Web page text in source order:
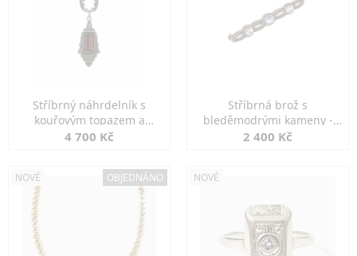
Stříbrný náhrdelník s
kouřovým topazem a
markazity
4 700 Kč
Stříbrná brož s
bleděmodrými kameny -
jemná elegance
2 400 Kč
NOVÉ OBJEDNÁNO NOVÉ